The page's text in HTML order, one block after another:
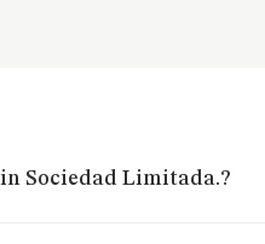
Sociedad Limitada.?